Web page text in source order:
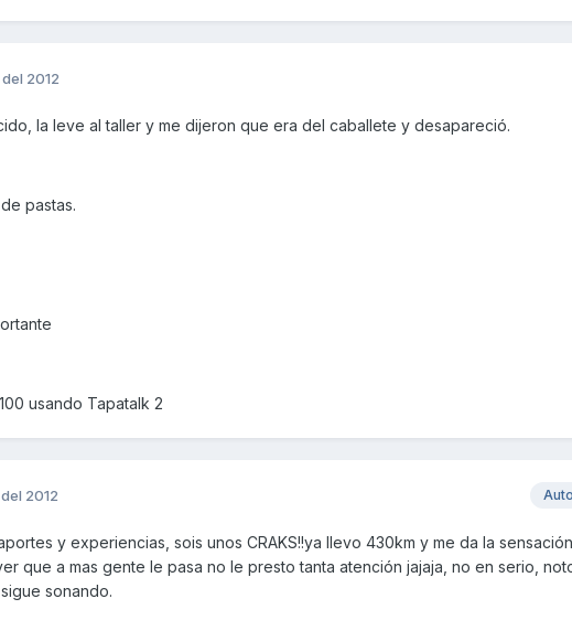
2012
la leve al taller y me dijeron que era del caballete y desapareció.
pastas.
usando Tapatalk 2
2012
y experiencias, sois unos CRAKS!!ya llevo 430km y me da la
que a mas gente le pasa no le presto tanta atención jajaja, no en serio,
sonando.